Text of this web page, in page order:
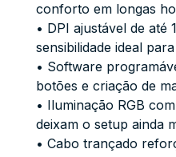
conforto em longas
• DPI ajustável de até
sensibilidade ideal
• Software
botões e criação de
• Iluminação RGB
deixam o setup ainda
• Cabo trançado